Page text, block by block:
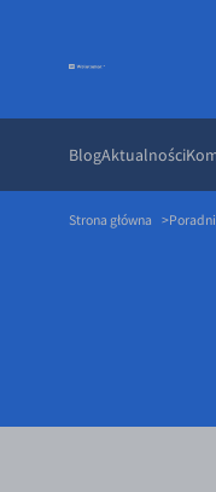
BlogAktualności
Strona główna